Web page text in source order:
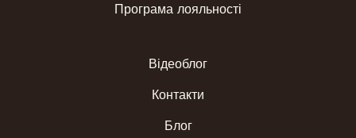
Програма лояльності
Відеоблог
Контакти
Блог